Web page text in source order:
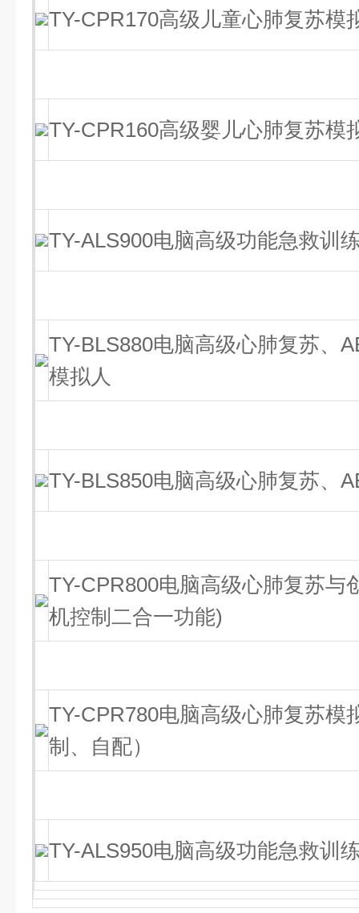
TY-CPR170高级儿童心肺复苏模
TY-CPR160高级婴儿心肺复苏模
TY-ALS900电脑高级功能急救训
TY-BLS880电脑高级心肺复苏、
模拟人
TY-BLS850电脑高级心肺复苏、
TY-CPR800电脑高级心肺复苏与
机控制二合一功能)
TY-CPR780电脑高级心肺复苏模
制、自配）
TY-ALS950电脑高级功能急救训